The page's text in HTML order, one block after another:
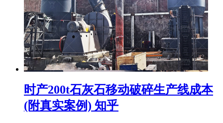
时产200t石灰石移动破碎生产线成本
(附真实案例) 知乎